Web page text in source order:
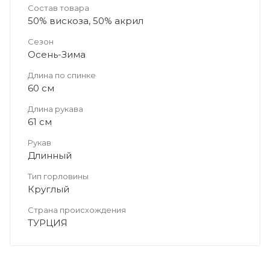
Состав товара
50% вискоза, 50% акрил
Сезон
Осень-Зима
Длина по спинке
60 см
Длина рукава
61 см
Рукав
Длинный
Тип горловины
Круглый
Страна происхождения
ТУРЦИЯ